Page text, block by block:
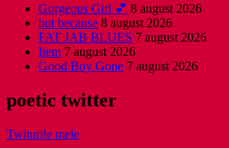
Gorgeous Girl 💕 8 august 2026
but because 8 august 2026
FAT JAB BLUES 7 august 2026
Item 7 august 2026
Good Boy Gone 7 august 2026
poetic twitter
Twiturile mele